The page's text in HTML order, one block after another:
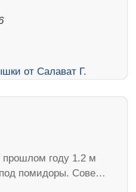
году 1.2 м
помидоры. Сове…